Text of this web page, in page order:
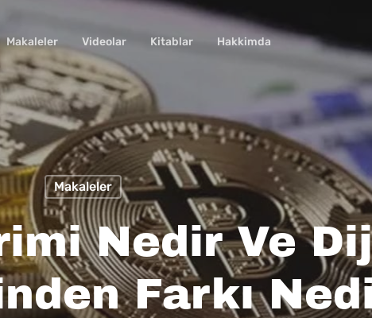
Makaleler Videolar Kitablar Hakkimda
Makaleler
Nedir Ve
Farkı